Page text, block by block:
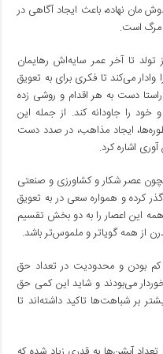
مان نهاده، باعث ایجاد آگاهی در
مرگ است.
تولد تا آخر عمر سایه‌اش رهایمان
می‌کند تا فکری برای به تعویق
دست به هر اقدام و روشی زده
خود را جاودانه کند. از جمله این
ایجاد مذاهب، در صدد دست
اشاره کرد.
عصر شکار و کشاورزی و صنعتی
کرده و همواره سعی در به تعویق
این اعصار را به دو بخش تقسیم
از همه گویاتر و ملموس‌تر باشد.
بودن و محدودیت در تعداد حق
می‌بودند و شاید این کمی حق
بر شباهت‌ها تاکید داشته‌اند تا